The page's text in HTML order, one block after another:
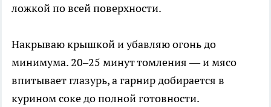
ложкой по всей поверхности.
Накрываю крышкой и убавляю огонь до
минимума. 20–25 минут томления — и мясо
впитывает глазурь, а гарнир добирается в
курином соке до полной готовности.